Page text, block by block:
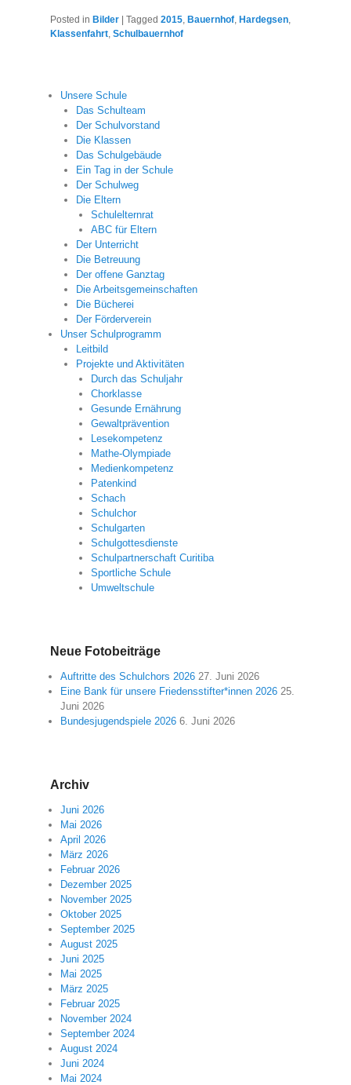
Posted in Bilder | Tagged 2015, Bauernhof, Hardegsen,
Klassenfahrt, Schulbauernhof
Unsere Schule
Das Schulteam
Der Schulvorstand
Die Klassen
Das Schulgebäude
Ein Tag in der Schule
Der Schulweg
Die Eltern
Schulelternrat
ABC für Eltern
Der Unterricht
Die Betreuung
Der offene Ganztag
Die Arbeitsgemeinschaften
Die Bücherei
Der Förderverein
Unser Schulprogramm
Leitbild
Projekte und Aktivitäten
Durch das Schuljahr
Chorklasse
Gesunde Ernährung
Gewaltprävention
Lesekompetenz
Mathe-Olympiade
Medienkompetenz
Patenkind
Schach
Schulchor
Schulgarten
Schulgottesdienste
Schulpartnerschaft Curitiba
Sportliche Schule
Umweltschule
Neue Fotobeiträge
Auftritte des Schulchors 2026 27. Juni 2026
Eine Bank für unsere Friedensstifter*innen 2026 25.
Juni 2026
Bundesjugendspiele 2026 6. Juni 2026
Archiv
Juni 2026
Mai 2026
April 2026
März 2026
Februar 2026
Dezember 2025
November 2025
Oktober 2025
September 2025
August 2025
Juni 2025
Mai 2025
März 2025
Februar 2025
November 2024
September 2024
August 2024
Juni 2024
Mai 2024